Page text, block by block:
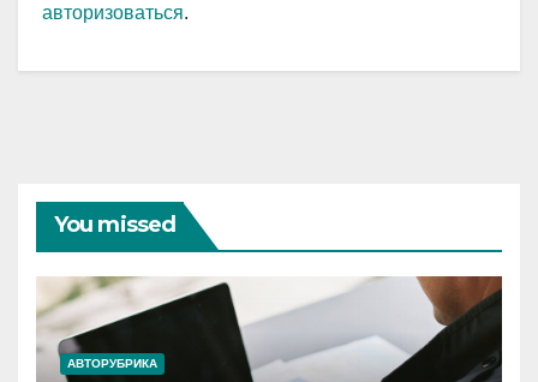
авторизоваться.
You missed
АВТОРУБРИКА